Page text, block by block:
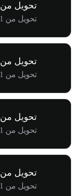
تحويل من CLAWNCH إلى CAD
تحويل من 1 CLAWNCH إلى C$0.000002
تحويل من CLAWNCH إلى INR
تحويل من 1 CLAWNCH إلى ₹0.000163
تحويل من CLAWNCH إلى GBP
تحويل من 1 CLAWNCH إلى £0.000001
تحويل من CLAWNCH إلى BRL
تحويل من 1 CLAWNCH إلى R$0.000009